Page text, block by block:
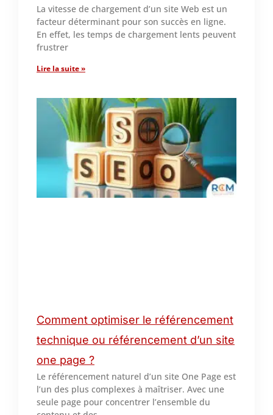
La vitesse de chargement d’un site Web est un
facteur déterminant pour son succès en ligne.
En effet, les temps de chargement lents peuvent
frustrer
Lire la suite »
Comment optimiser le référencement
technique ou référencement d’un site
one page ?
Le référencement naturel d’un site One Page est
l’un des plus complexes à maîtriser. Avec une
seule page pour concentrer l’ensemble du